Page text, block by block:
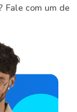
Fale com um de